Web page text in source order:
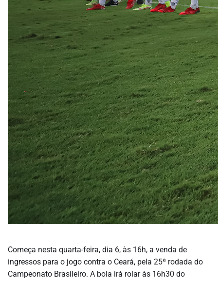
Começa nesta quarta-feira, dia 6, às 16h, a venda de
ingressos para o jogo contra o Ceará, pela 25ª rodada do
Campeonato Brasileiro. A bola irá rolar às 16h30 do